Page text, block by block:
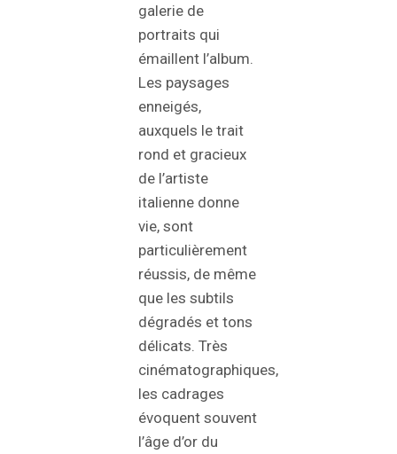
galerie de
portraits qui
émaillent l’album.
Les paysages
enneigés,
auxquels le trait
rond et gracieux
de l’artiste
italienne donne
vie, sont
particulièrement
réussis, de même
que les subtils
dégradés et tons
délicats. Très
cinématographiques,
les cadrages
évoquent souvent
l’âge d’or du